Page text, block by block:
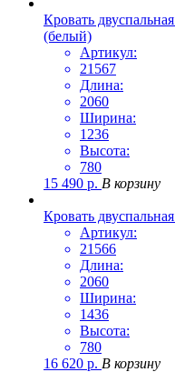
Кровать
(белый)
Артикул:
21567
Длина:
2060
Ширина:
1236
Высота:
780
15 490 р. В корзину
Кровать
Артикул:
21566
Длина:
2060
Ширина:
1436
Высота:
780
16 620 р. В корзину